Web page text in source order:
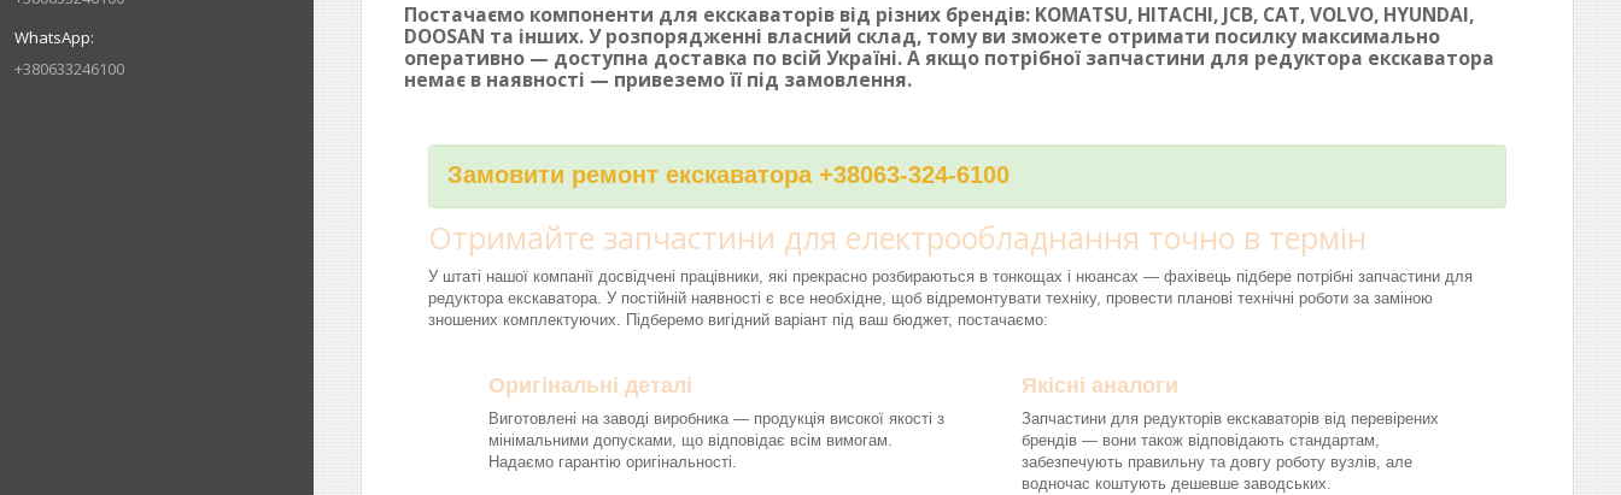
+380633246100
Постачаємо компоненти для екскаваторів від різних брендів: KOMATSU, HITACHI, JCB, CAT, VOLVO, HYUNDAI,
DOOSAN та інших. У розпорядженні власний склад, тому ви зможете отримати посилку максимально
оперативно — доступна доставка по всій Україні. А якщо потрібної запчастини для редуктора екскаватора
немає в наявності — привеземо її під замовлення.
Замовити ремонт екскаватора +38063-324-6100
Отримайте запчастини для електрообладнання точно в термін
У штаті нашої компанії досвідчені працівники, які прекрасно розбираються в тонкощах і нюансах — фахівець підбере потрібні запчастини для
редуктора екскаватора. У постійній наявності є все необхідне, щоб відремонтувати техніку, провести планові технічні роботи за заміною
зношених комплектуючих. Підберемо вигідний варіант під ваш бюджет, постачаємо:
Оригінальні деталі
Виготовлені на заводі виробника — продукція високої якості з
мінімальними допусками, що відповідає всім вимогам.
Надаємо гарантію оригінальності.
Якісні аналоги
Запчастини для редукторів екскаваторів від перевірених
брендів — вони також відповідають стандартам,
забезпечують правильну та довгу роботу вузлів, але
водночас коштують дешевше заводських.